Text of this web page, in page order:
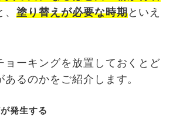
、塗り替えが必要な時期といえ
ョーキングを放置しておくとど
るのかをご紹介します。
発生する